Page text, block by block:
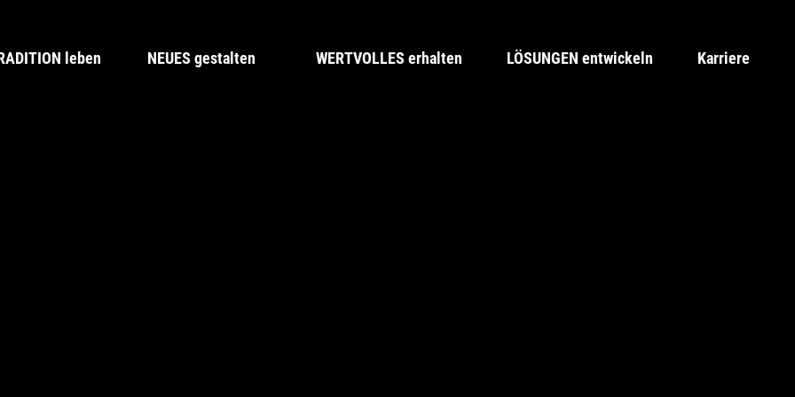
leben NEUES gestalten WERTVOLLES erhalten LÖSUNGEN entwickeln Karriere